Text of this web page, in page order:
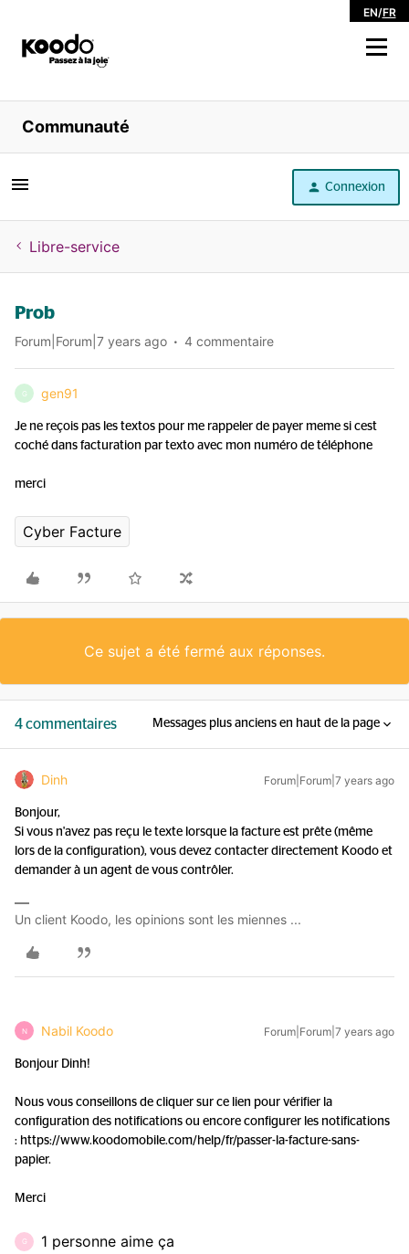
EN/FR
Magasiner
Libre service
Aide
Communauté
Connexion
Libre-service
Prob
Forum|Forum|7 years ago 4 commentaire
G gen91
Je ne reçois pas les textos pour me rappeler de payer meme si cest
coché dans facturation par texto avec mon numéro de téléphone
merci
Cyber Facture
Ce sujet a été fermé aux réponses.
4 commentaires Messages plus anciens en haut de la page
Dinh Forum|Forum|7 years ago
Bonjour,
Si vous n'avez pas reçu le texte lorsque la facture est prête (même
lors de la configuration), vous devez contacter directement Koodo et
demander à un agent de vous contrôler.
Un client Koodo, les opinions sont les miennes ...
N Nabil Koodo Forum|Forum|7 years ago
Bonjour Dinh!
Nous vous conseillons de cliquer sur ce lien pour vérifier la
configuration des notifications ou encore configurer les notifications
: https://www.koodomobile.com/help/fr/passer-la-facture-sans-
papier.
Merci
G 1 personne aime ça